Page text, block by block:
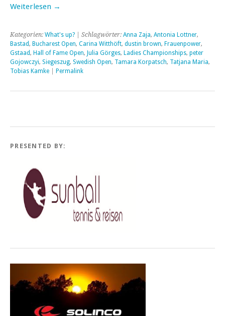
Weiterlesen →
Kategorien: What's up? | Schlagwörter: Anna Zaja, Antonia Lottner,
Bastad, Bucharest Open, Carina Witthöft, dustin brown, Frauenpower,
Gstaad, Hall of Fame Open, Julia Görges, Ladies Championships, peter
Gojowczyi, Siegeszug, Swedish Open, Tamara Korpatsch, Tatjana Maria,
Tobias Kamke
Permalink
PRESENTED BY: